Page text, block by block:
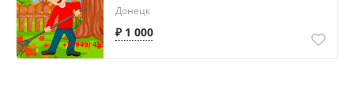
₽ 1 000
Донецк